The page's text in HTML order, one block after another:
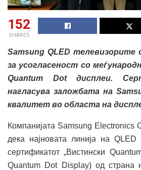
152
SHARES
Samsung QLED телевизорите
за усогласеност со
Quantum Dot дисплеи.
нагласува заложбата на
квалитет во областа на
Компанијата Samsung Electronics
дека најновата линија на QLED
сертификатот „Вистински
Quantum Dot Display) од страна